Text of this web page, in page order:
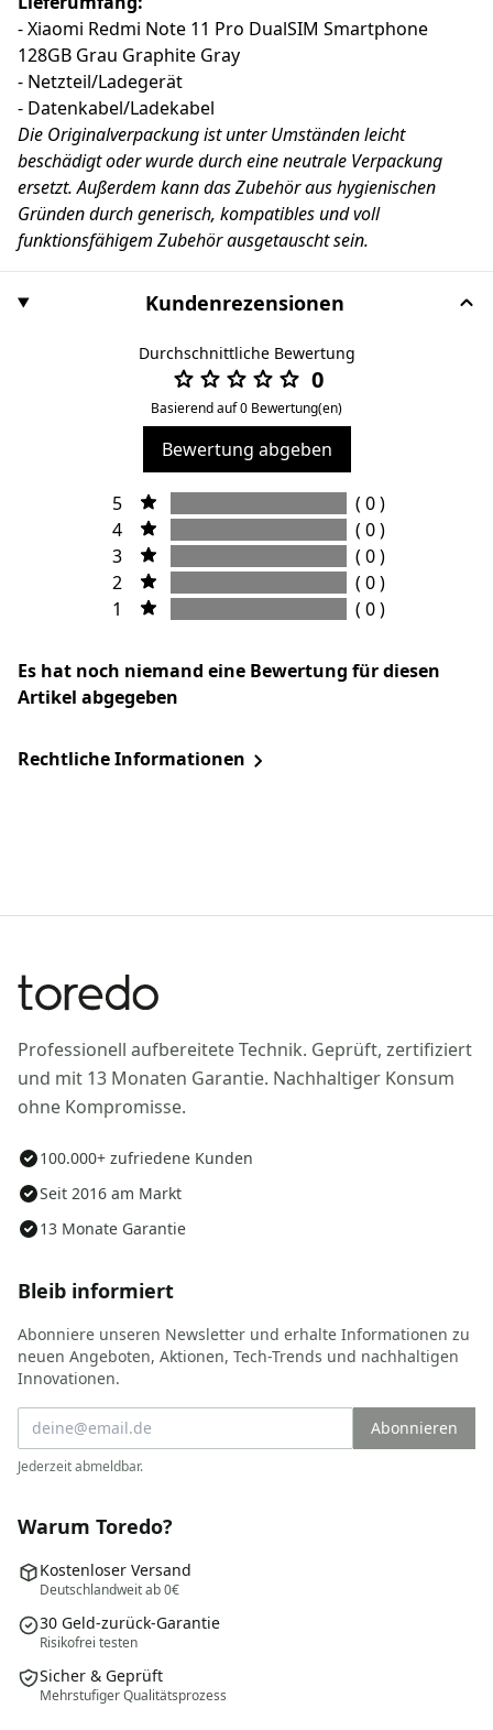
- Xiaomi Redmi Note 11 Pro DualSIM Smartphone
128GB Grau Graphite Gray
- Netzteil/Ladegerät
- Datenkabel/Ladekabel
Die Originalverpackung ist unter Umständen leicht
beschädigt oder wurde durch eine neutrale Verpackung
ersetzt. Außerdem kann das Zubehör aus hygienischen
Gründen durch generisch, kompatibles und voll
funktionsfähigem Zubehör ausgetauscht sein.
Kundenrezensionen
Durchschnittliche Bewertung
0
Basierend auf 0 Bewertung(en)
Bewertung abgeben
5
( 0 )
4
( 0 )
3
( 0 )
2
( 0 )
1
( 0 )
Es hat noch niemand eine Bewertung für diesen
Artikel abgegeben
Rechtliche Informationen
Professionell aufbereitete Technik. Geprüft, zertifiziert
und mit 13 Monaten Garantie. Nachhaltiger Konsum
ohne Kompromisse.
100.000+ zufriedene Kunden
Seit 2016 am Markt
13 Monate Garantie
Bleib informiert
Abonniere unseren Newsletter und erhalte Informationen zu
neuen Angeboten, Aktionen, Tech-Trends und nachhaltigen
Innovationen.
Abonnieren
Jederzeit abmeldbar.
Warum Toredo?
Kostenloser Versand
Deutschlandweit ab 0€
30 Geld-zurück-Garantie
Risikofrei testen
Sicher & Geprüft
Mehrstufiger Qualitätsprozess